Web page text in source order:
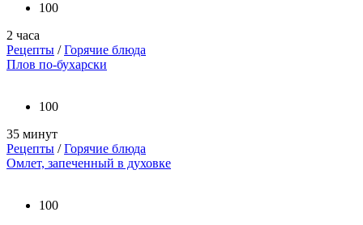
100
2 часа
Рецепты /Горячие блюда
Плов по-бухарски
100
35 минут
Рецепты /Горячие блюда
Омлет, запеченный в духовке
100